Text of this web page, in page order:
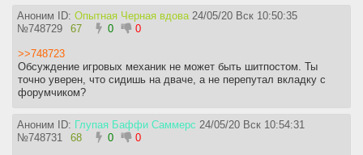
Аноним ID: Опытная Черная вдова 24/05/20 Вск 10:50:35
№748729 67 0 0
>>748723
Обсуждение игровых механик не может быть шитпостом. Ты
точно уверен, что сидишь на дваче, а не перепутал вкладку с
форумчиком?
Аноним ID: Глупая Баффи Саммерс 24/05/20 Вск 10:54:31
№748731 68 0 0